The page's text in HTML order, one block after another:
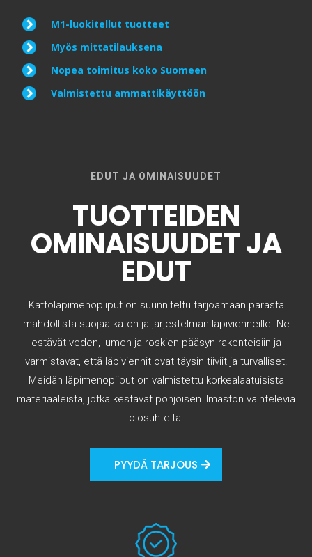
M1-luokitellut tuotteet
Myös mittatilauksena
Nopea toimitus koko Suomeen
Valmistettu ammattikäyttöön
EDUT JA OMINAISUUDET
TUOTTEIDEN
OMINAISUUDET JA
EDUT
Kattoläpimenopiiput on suunniteltu tarjoamaan parasta
mahdollista suojaa katon ja järjestelmän läpivienneille. Ne
estävät veden, lumen ja roskien pääsyn rakenteisiin ja
varmistavat, että läpiviennit ovat täysin tiiviit ja turvalliset.
Meidän läpimenopiiput on valmistettu korkealaatuisista
materiaaleista, jotka kestävät pohjoisen ilmaston vaihtelevia
olosuhteita.
PYYDÄ TARJOUS